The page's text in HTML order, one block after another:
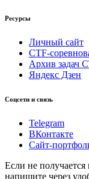
Ресурсы
Личный сайт
CTF-
Архив задач
Яндекс Дзен
Соцсети и связь
Telegram
ВКонтакте
Сайт-
Если не
напишите через